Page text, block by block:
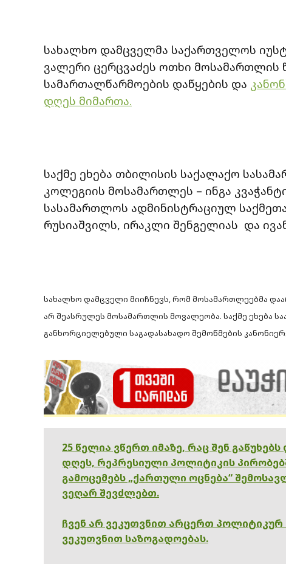
სახალხო დამცველმა საქართველოს
ვალერი ცერცვაძეს ოთხი მოსამართლის
სამართალწარმოების დაწყების და
დღეს მიმართა.
საქმე ეხება თბილისის საქალაქო
კოლეგიის მოსამართლეს – ინგა
სასამართლოს ადმინისტრაციულ
რუსიაშვილს, ირაკლი შენგელიას და
სახალხო დამცველი მიიჩნევს, რომ მოსამართლეებმა
არ შეასრულეს მოსამართლის მოვალეობა. საქმე ეხება
განხორციელებული საგადასახადო შემოწმების
25 წელია ვწერთ იმაზე, რაც შენ
დღეს, რეპრესიული პოლიტიკის
გამოცემებს „ქართული ოცნება“
ვეღარ შევძლებთ.
ჩვენ არ ვეკუთვნით არცერთ პოლიტიკურ
ვეკუთვნით საზოგადოებას.